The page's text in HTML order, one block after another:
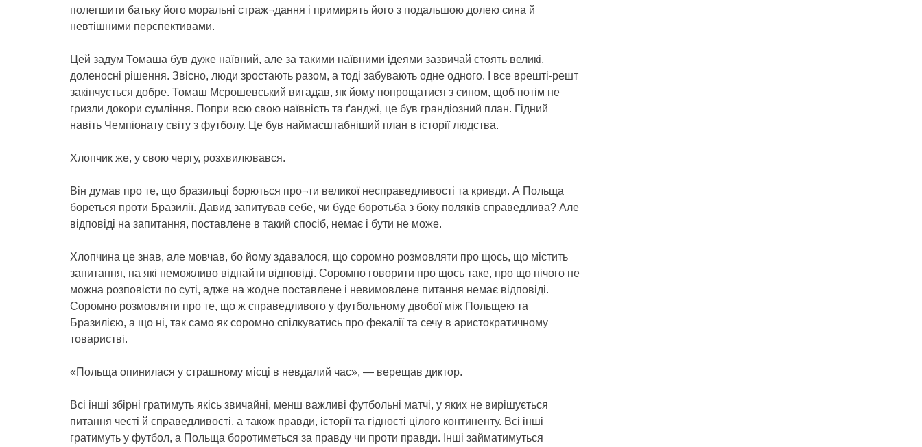
полегшити батьку його моральні страж¬дання і примирять його з подальшою долею сина й
невтішними перспективами.
Цей задум Томаша був дуже наївний, але за такими наївними ідеями зазвичай стоять великі,
доленосні рішення. Звісно, люди зростають разом, а тоді забувають одне одного. І все врешті-решт
закінчується добре. Томаш Мєрошевський вигадав, як йому попрощатися з сином, щоб потім не
гризли докори сумління. Попри всю свою наївність та ґанджі, це був грандіозний план. Гідний
навіть Чемпіонату світу з футболу. Це був наймасштабніший план в історії людства.
Хлопчик же, у свою чергу, розхвилювався.
Він думав про те, що бразильці борються про¬ти великої несправедливості та кривди. А Польща
бореться проти Бразилії. Давид запитував себе, чи буде боротьба з боку поляків справедлива? Але
відповіді на запитання, поставлене в такий спосіб, немає і бути не може.
Хлопчина це знав, але мовчав, бо йому здавалося, що соромно розмовляти про щось, що містить
запитання, на які неможливо віднайти відповіді. Соромно говорити про щось таке, про що нічого не
можна розповісти по суті, адже на жодне поставлене і невимовлене питання немає відповіді.
Соромно розмовляти про те, що ж справедливого у футбольному двобої між Польщею та
Бразилією, а що ні, так само як соромно спілкуватись про фекалії та сечу в аристократичному
товаристві.
«Польща опинилася у страшному місці в невдалий час», — верещав диктор.
Всі інші збірні гратимуть якісь звичайні, менш важливі футбольні матчі, у яких не вирішується
питання честі й справедливості, а також правди, історії та гідності цілого континенту. Всі інші
гратимуть у футбол, а Польща боротиметься за правду чи проти правди. Інші займатимуться